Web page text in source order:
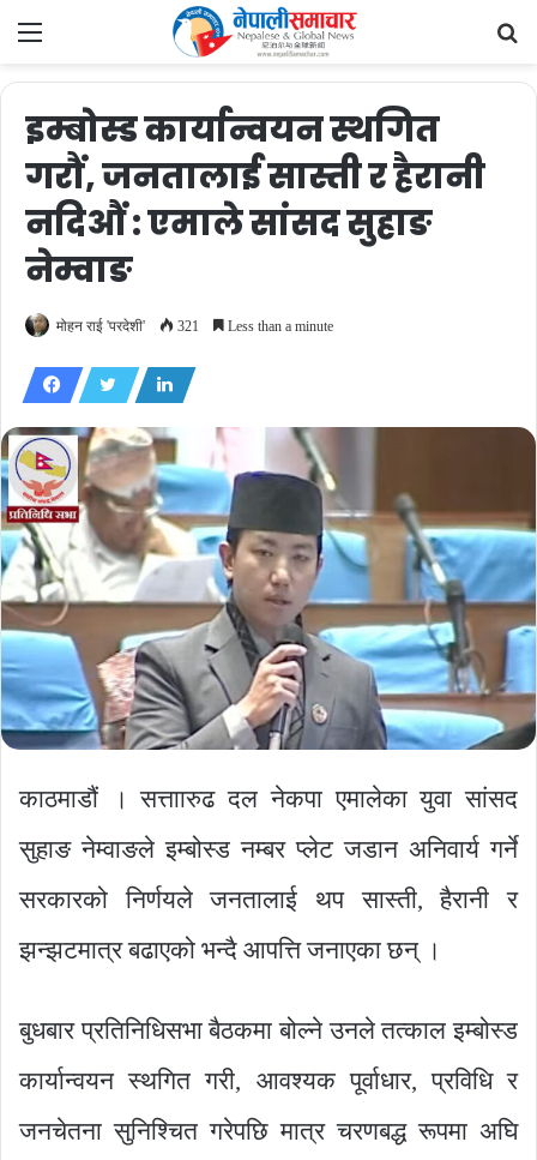
Menu
इम्बोस्ड कार्यान्वयन स्थगित
गरौं, जनतालाई सास्ती र हैरानी
नदिऔं : एमाले सांसद सुहाङ
नेम्वाङ
मोहन राई 'परदेशी' 321 Less than a minute
काठमाडौं । सत्ताारुढ दल नेकपा एमालेका युवा सांसद
सुहाङ नेम्वाङले इम्बोस्ड नम्बर प्लेट जडान अनिवार्य गर्ने
सरकारको निर्णयले जनतालाई थप सास्ती, हैरानी र
झन्झटमात्र बढाएको भन्दै आपत्ति जनाएका छन् ।
बुधबार प्रतिनिधिसभा बैठकमा बोल्ने उनले तत्काल इम्बोस्ड
कार्यान्वयन स्थगित गरी, आवश्यक पूर्वाधार, प्रविधि र
जनचेतना सुनिश्चित गरेपछि मात्र चरणबद्ध रूपमा अघि